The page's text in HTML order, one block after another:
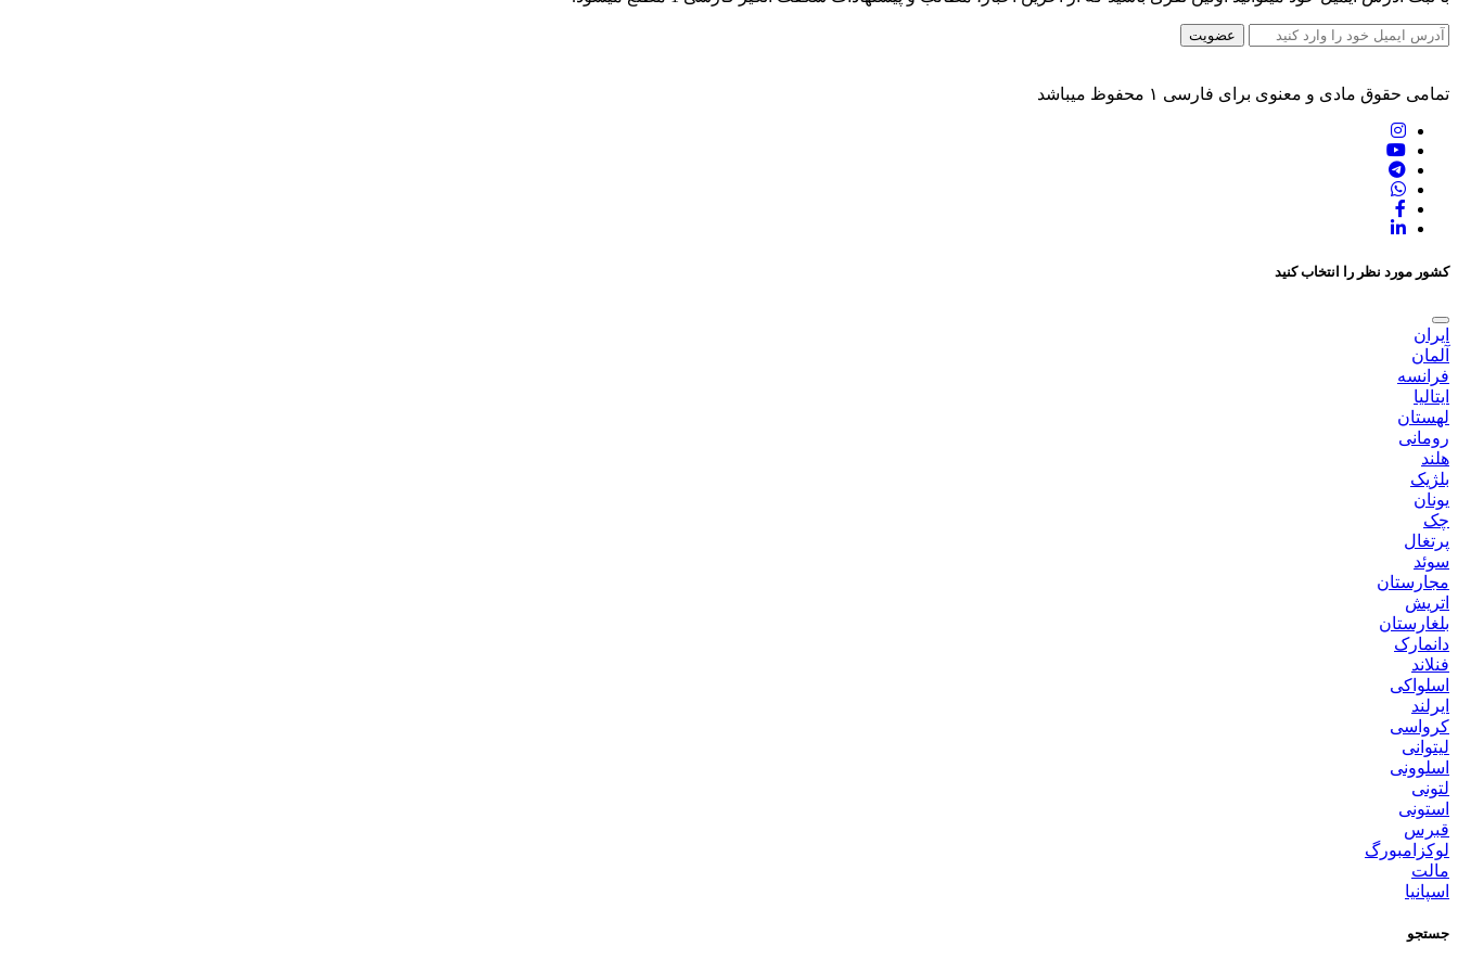
عضویت
تمامی حقوق مادی و معنوی برای فارسی ۱ محفوظ میباشد
کشور مورد نظر را انتخاب کنید
ایران
آلمان
فرانسه
ایتالیا
لهستان
رومانی
هلند
بلژیک
یونان
چک
پرتغال
سوئد
مجارستان
اتریش
بلغارستان
دانمارک
فنلاند
اسلواکی
ایرلند
کرواسی
لیتوانی
اسلوونی
لتونی
استونی
قبرس
لوکزامبورگ
مالت
اسپانیا
جستجو